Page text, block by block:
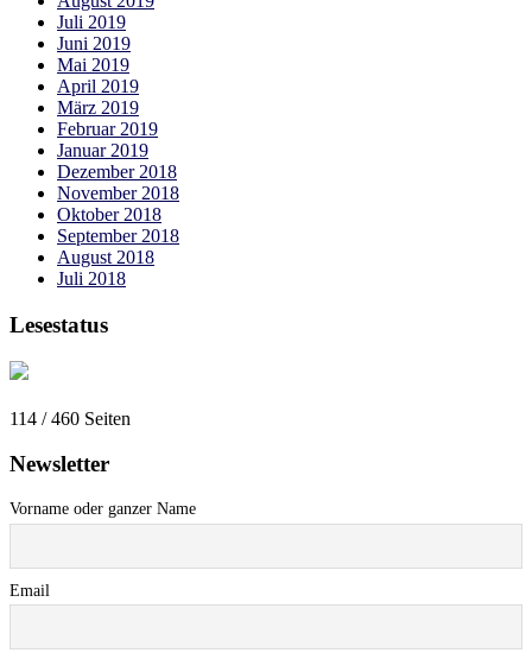
Juli 2019
Juni 2019
Mai 2019
April 2019
März 2019
Februar 2019
Januar 2019
Dezember 2018
November 2018
Oktober 2018
September 2018
August 2018
Juli 2018
Lesestatus
114 / 460 Seiten
Newsletter
Vorname oder ganzer Name
Email